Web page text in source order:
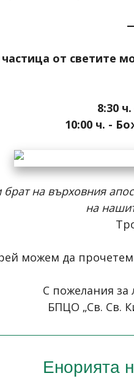
от светите
8:30
10:00 ч. -
на върховния
на
можем да прочетем
С пожелания за
БПЦО „Св. Св.
Енорията